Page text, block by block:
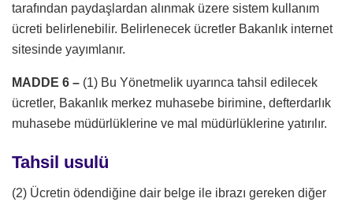
tarafından paydaşlardan alınmak üzere sistem kullanım
ücreti belirlenebilir. Belirlenecek ücretler Bakanlık internet
sitesinde yayımlanır.
MADDE 6 – (1) Bu Yönetmelik uyarınca tahsil edilecek
ücretler, Bakanlık merkez muhasebe birimine, defterdarlık
muhasebe müdürlüklerine ve mal müdürlüklerine yatırılır.
Tahsil usulü
(2) Ücretin ödendiğine dair belge ile ibrazı gereken diğer